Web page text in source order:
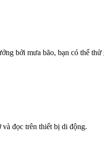
bởi mưa bão, bạn có thể thử
đọc trên thiết bị di động.